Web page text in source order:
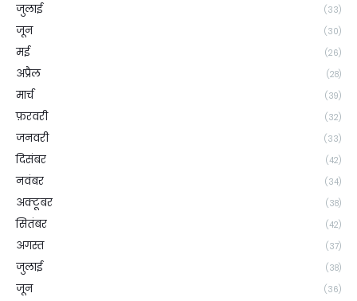
जुलाई (33)
जून (30)
मई (26)
अप्रैल (28)
मार्च (39)
फ़रवरी (32)
जनवरी (33)
दिसंबर (42)
नवंबर (34)
अक्टूबर (38)
सितंबर (42)
अगस्त (37)
जुलाई (38)
जून (36)